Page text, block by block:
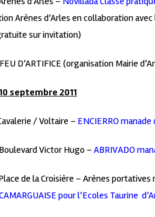
Arènes d’Arles en collaboration avec
sur invitation)
D’ARTIFICE (organisation Mairie
septembre 2011
/ Voltaire – ENCIERRO manade
Victor Hugo –ABRIVADO
de la Croisière – Arènes portatives
pour l’Ecoles Taurine